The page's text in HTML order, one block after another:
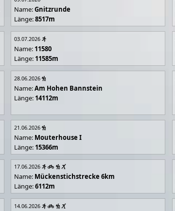
Name:Gnitzrunde
Länge:8517m
03.07.2026
Name: 11580
Länge: 11585m
28.06.2026
Name:Am Hohen Bannstein
Länge: 14112m
21.06.2026
Name: Mouterhouse I
Länge: 15366m
17.06.2026
Name: Mückenstichstrecke 6km
Länge:6112m
14.06.2026